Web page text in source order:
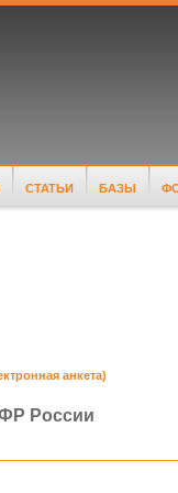
СТАТЬИ БАЗЫ
анкета)
России